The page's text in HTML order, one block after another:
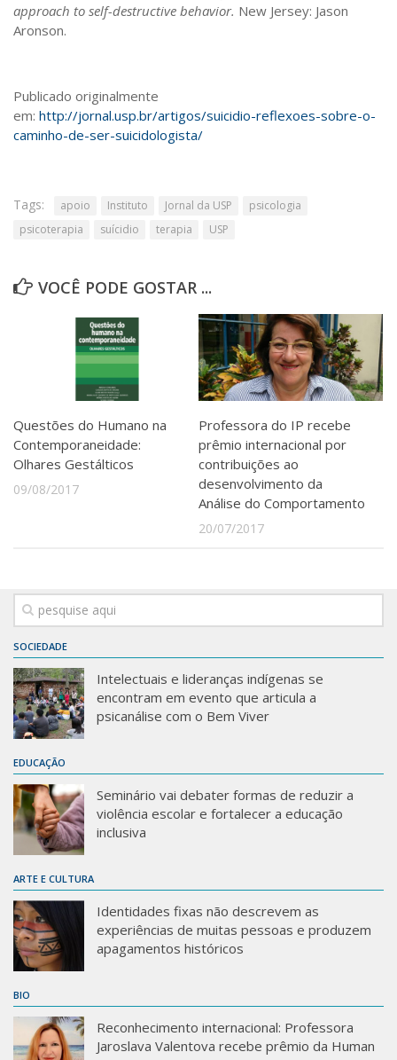
approach to self-destructive behavior. New Jersey: Jason
Aronson.
Publicado originalmente
em: http://jornal.usp.br/artigos/suicidio-reflexoes-sobre-o-
caminho-de-ser-suicidologista/
Tags: apoio Instituto Jornal da USP
psicologia
psicoterapia
suícidio terapia USP
VOCÊ PODE GOSTAR ...
Questões do Humano na
Contemporaneidade:
Olhares Gestálticos
09/08/2017
Professora do IP recebe
prêmio internacional por
contribuições ao
desenvolvimento da
Análise do Comportamento
20/07/2017
SOCIEDADE
Intelectuais e lideranças indígenas se
encontram em evento que articula a
psicanálise com o Bem Viver
EDUCAÇÃO
Seminário vai debater formas de reduzir a
violência escolar e fortalecer a educação
inclusiva
ARTE E CULTURA
Identidades fixas não descrevem as
experiências de muitas pessoas e produzem
apagamentos históricos
BIO
Reconhecimento internacional: Professora
Jaroslava Valentova recebe prêmio da Human